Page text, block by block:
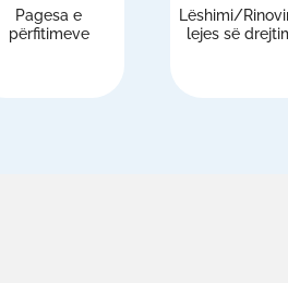
Pagesa e
përfitimeve
Lëshimi/
lejes së